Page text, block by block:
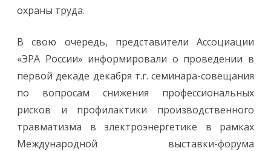
охраны труда.
В свою очередь, представители Ассоциации
«ЭРА России» информировали о проведении в
первой декаде декабря т.г. семинара-совещания
по вопросам снижения профессиональных
рисков и профилактики производственного
травматизма в электроэнергетике в рамках
Международной выставки-форума